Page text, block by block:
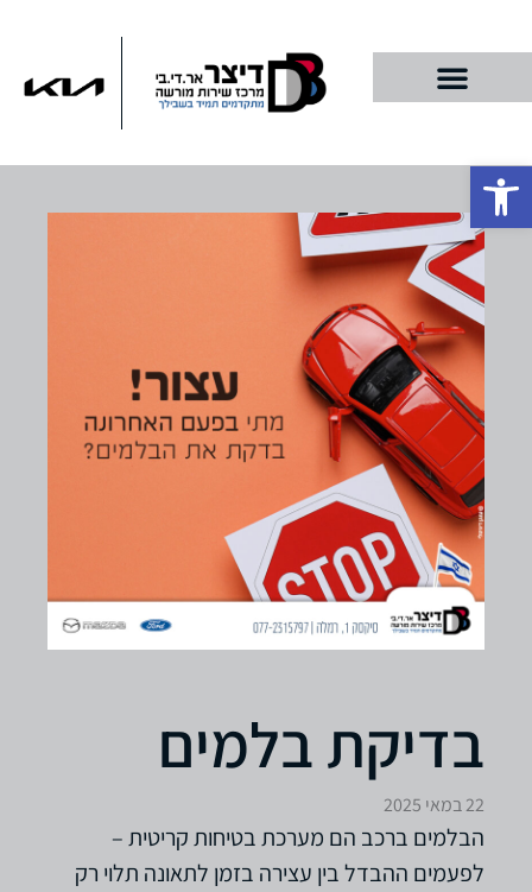
פתח סרגל נגישות
בדיקת בלמים
22 במאי 2025
הבלמים ברכב הם מערכת בטיחות קריטית –
לפעמים ההבדל בין עצירה בזמן לתאונה תלוי רק